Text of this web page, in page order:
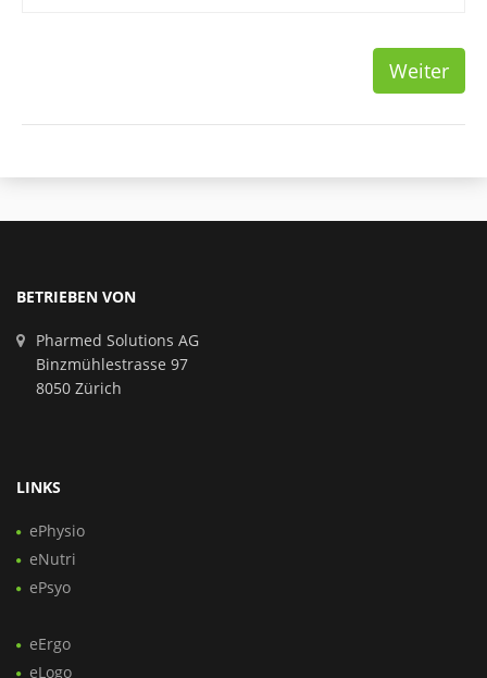
Weiter
BETRIEBEN VON
Pharmed Solutions AG
Binzmühlestrasse 97
8050 Zürich
LINKS
ePhysio
eNutri
ePsyo
eErgo
eLogo